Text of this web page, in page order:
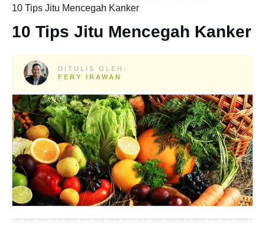
10 Tips Jitu Mencegah Kanker
10 Tips Jitu Mencegah Kanker
DITULIS OLEH:
FERY IRAWAN